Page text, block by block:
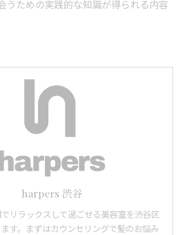
うための実践的な知識が得られる内容
harpers 渋谷
リラックスして過ごせる美容室を渋谷区
す。まずはカウンセリングで髪のお悩み